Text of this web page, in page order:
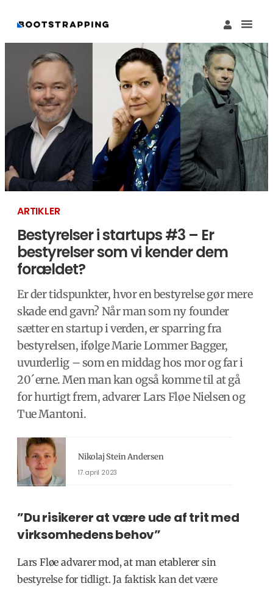
ARTIKLER
Bestyrelser i startups #3 – Er
bestyrelser som vi kender dem
forældet?
Er der tidspunkter, hvor en bestyrelse gør mere
skade end gavn? Når man som ny founder
sætter en startup i verden, er sparring fra
bestyrelsen, ifølge Marie Lommer Bagger,
uvurderlig – som en middag hos mor og far i
20´erne. Men man kan også komme til at gå
for hurtigt frem, advarer Lars Fløe Nielsen og
Tue Mantoni.
Nikolaj Stein Andersen
17. april 2023
”Du risikerer at være ude af trit med
virksomhedens behov”
Lars Fløe advarer mod, at man etablerer sin
bestyrelse for tidligt. Ja faktisk kan det være